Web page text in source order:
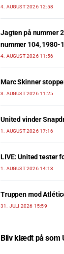
4. AUGUST 2026 12:58
Jagten på nummer
nummer 104, 1980-
4. AUGUST 2026 11:56
Marc Skinner
3. AUGUST 2026 11:25
United vinder
1. AUGUST 2026 17:16
LIVE: United tester
1. AUGUST 2026 14:13
Truppen mod
31. JULI 2026 15:59
Bliv klædt på som